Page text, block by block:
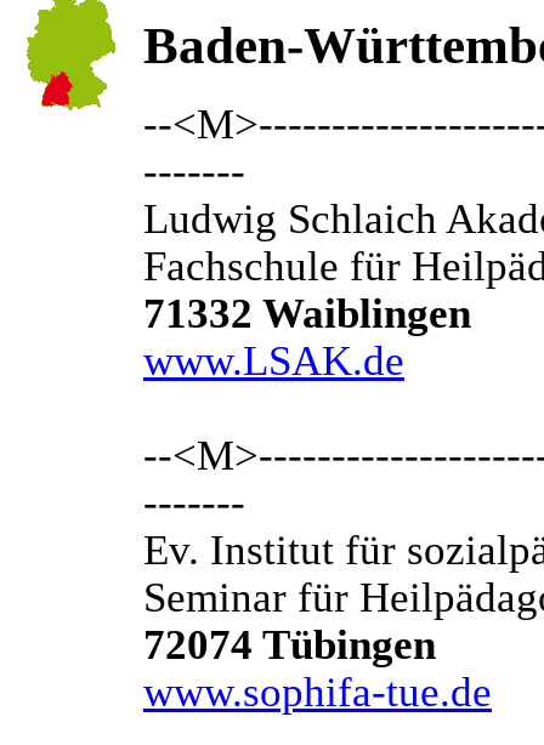
Baden-
--
-------
Ludwig Schlaich
Fachschule für
71332 Waiblingen
www.LSAK.de
--
-------
Ev. Institut für
Seminar für
72074 Tübingen
www.sophifa-tue.de